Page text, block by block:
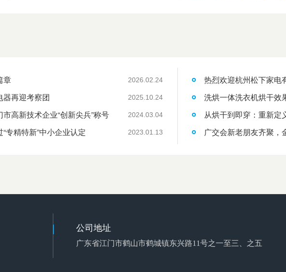
章 2026.02.24
器再迎考察团 2025.10.24
高新技术企业“创新尖兵”称号 2024.03.04
专精特新”中小企业认定 2023.01.13
热烈欢迎杭州松下家电
洗烘一体洗衣机烘干效
从烘干到即穿：重新定
广交会新老朋友齐聚，
公司地址
广东省江门市鹤山市鹤城镇东兴路11号之一至三、之五